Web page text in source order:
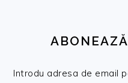
Introdu adresa de email